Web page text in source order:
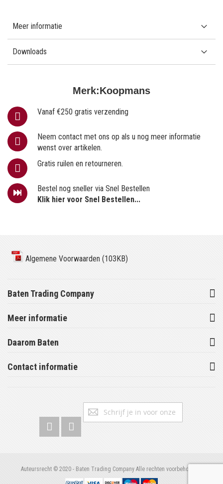
Merk:Koopmans
Vanaf €250 gratis verzending
Neem contact met ons op als u nog meer informatie
wenst over artikelen.
Gratis ruilen en retourneren.
Bestel nog sneller via Snel Bestellen
Klik hier voor Snel Bestellen...
Meer informatie
Downloads
Algemene Voorwaarden (103KB)
Baten Trading Company
Meer informatie
Daarom Baten
Contact informatie
Abonneer
Auteursrecht © 2020 - Baten Trading Company Alle rechten voorbehouden.